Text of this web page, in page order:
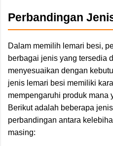
Perbandingan
Dalam memilih lemari besi,
berbagai jenis yang tersedia
menyesuaikan dengan
jenis lemari besi memiliki
mempengaruhi produk mana
Berikut adalah beberapa
perbandingan antara
masing: